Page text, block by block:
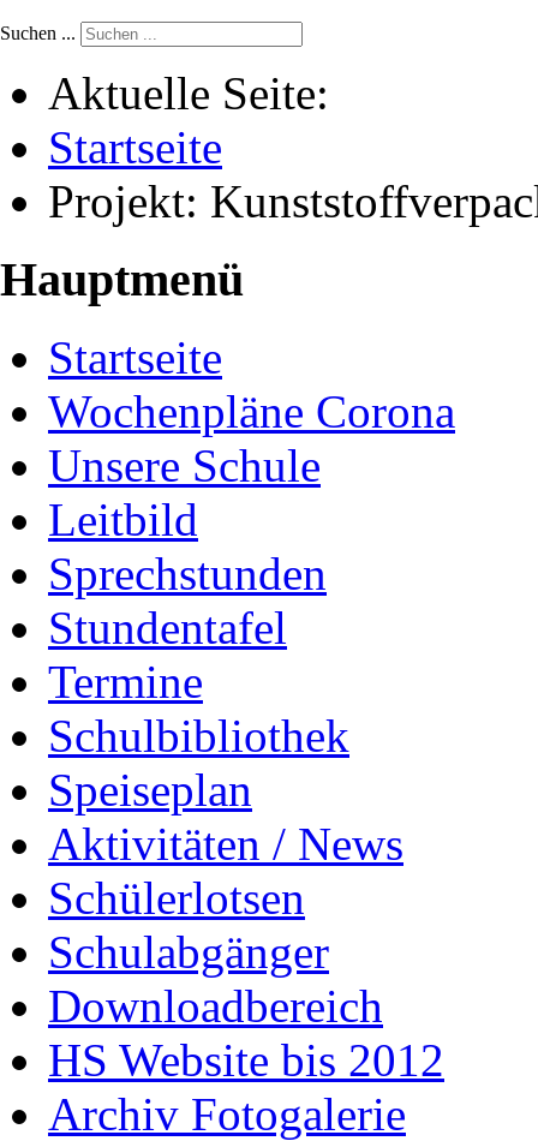
Suchen ...
Aktuelle Seite:
Startseite
Projekt:
Hauptmenü
Startseite
Wochenpläne Corona
Unsere Schule
Leitbild
Sprechstunden
Stundentafel
Termine
Schulbibliothek
Speiseplan
Aktivitäten / News
Schülerlotsen
Schulabgänger
Downloadbereich
HS Website bis 2012
Archiv Fotogalerie